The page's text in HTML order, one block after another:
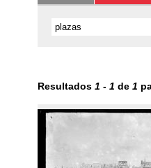
Resultados 1 - 1 de 1